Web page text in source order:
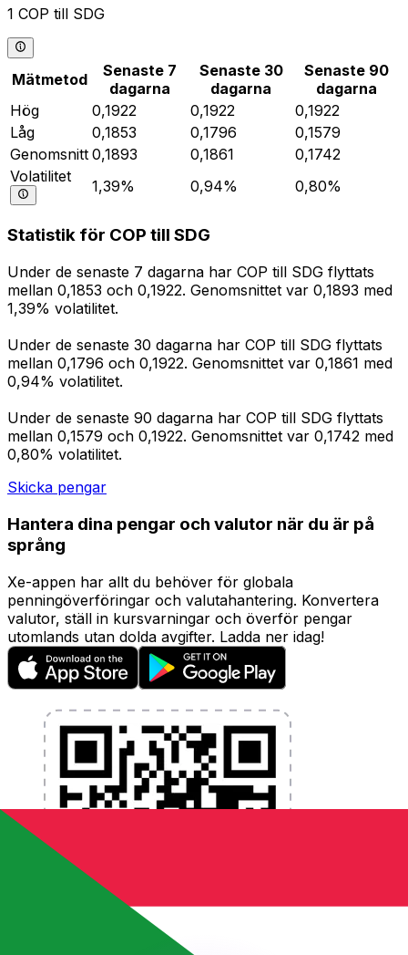
1 COP till SDG
Mätmetod
Senaste 7
dagarna
Senaste 30
dagarna
Senaste 90
dagarna
Hög
0,1922 0,1922
0,1922
Låg
0,1853 0,1796
0,1579
Genomsnitt 0,1893 0,1861
0,1742
Volatilitet
1,39% 0,94% 0,80%
Statistik för COP till SDG
Under de senaste 7 dagarna har COP till SDG flyttats
mellan 0,1853 och 0,1922. Genomsnittet var 0,1893 med
1,39% volatilitet.
Under de senaste 30 dagarna har COP till SDG flyttats
mellan 0,1796 och 0,1922. Genomsnittet var 0,1861 med
0,94% volatilitet.
Under de senaste 90 dagarna har COP till SDG flyttats
mellan 0,1579 och 0,1922. Genomsnittet var 0,1742 med
0,80% volatilitet.
Skicka pengar
Hantera dina pengar och valutor när du är på
språng
Xe-appen har allt du behöver för globala
penningöverföringar och valutahantering. Konvertera
valutor, ställ in kursvarningar och överför pengar
utomlands utan dolda avgifter. Ladda ner idag!